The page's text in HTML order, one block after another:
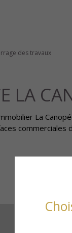
des travaux
LA
La
commerciales